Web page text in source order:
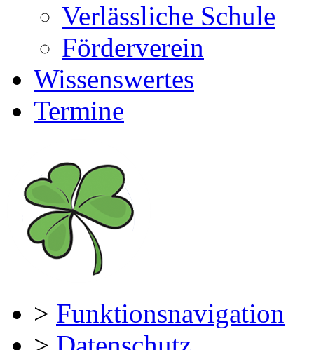
Verlässliche Schule
Förderverein
Wissenswertes
Termine
> Funktionsnavigation